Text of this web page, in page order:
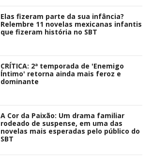
Elas fizeram parte da sua infância?
Relembre 11 novelas mexicanas infantis
que fizeram história no SBT
CRÍTICA: 2ª temporada de 'Enemigo
Íntimo' retorna ainda mais feroz e
dominante
A Cor da Paixão: Um drama familiar
rodeado de suspense, em uma das
novelas mais esperadas pelo público do
SBT